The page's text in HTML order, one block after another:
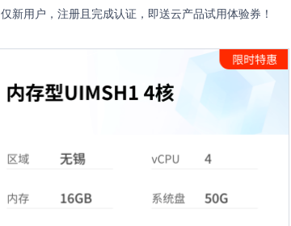
仅新用户，注册且完成认证，即送云产品试用体验券！